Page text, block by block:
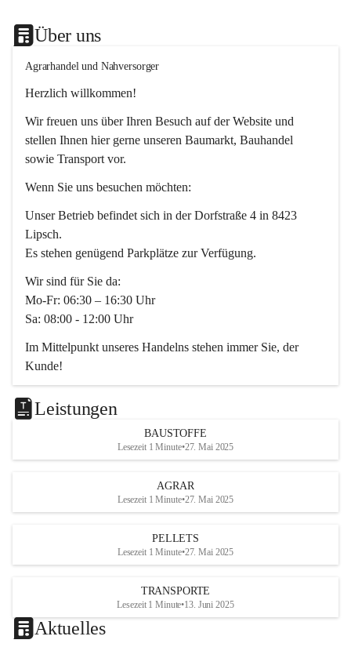
Über uns
Agrarhandel und Nahversorger
Herzlich willkommen!
Wir freuen uns über Ihren Besuch auf der Website und
stellen Ihnen hier gerne unseren Baumarkt, Bauhandel
sowie Transport vor.
Wenn Sie uns besuchen möchten:
Unser Betrieb befindet sich in der Dorfstraße 4 in 8423
Lipsch.
Es stehen genügend Parkplätze zur Verfügung.
Wir sind für Sie da:
Mo-Fr: 06:30 – 16:30 Uhr
Sa: 08:00 - 12:00 Uhr
Im Mittelpunkt unseres Handelns stehen immer Sie, der
Kunde!
Das Team ist freundlich, motiviert und bestens geschult in
den Bereichen
Beratung, Lager sowie Transport. Für alle Ihre Anliegen
finden wir eine individuelle Lösung.
office@mayer-lipsch.at
Leistungen
BAUSTOFFE
Lesezeit 1 Minute•27. Mai 2025
AGRAR
Lesezeit 1 Minute•27. Mai 2025
PELLETS
Lesezeit 1 Minute•27. Mai 2025
TRANSPORTE
Lesezeit 1 Minute•13. Juni 2025
Aktuelles